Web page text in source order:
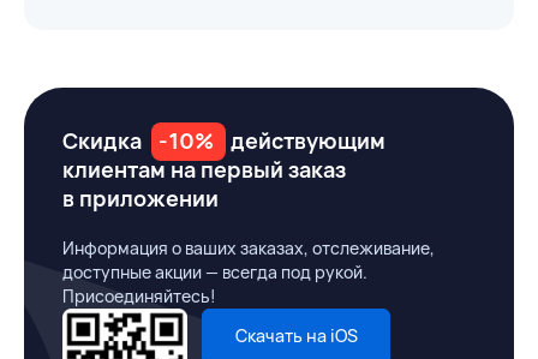
Скидка -10%
действующим
клиентам на первый заказ
в приложении
Информация о ваших заказах, отслеживание,
доступные акции — всегда под рукой.
Присоединяйтесь!
Скачать на iOS